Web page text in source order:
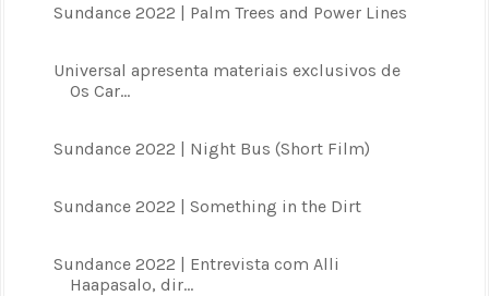
Sundance 2022 | Palm Trees and Power Lines
Universal apresenta materiais exclusivos de
Os Car...
Sundance 2022 | Night Bus (Short Film)
Sundance 2022 | Something in the Dirt
Sundance 2022 | Entrevista com Alli
Haapasalo, dir...